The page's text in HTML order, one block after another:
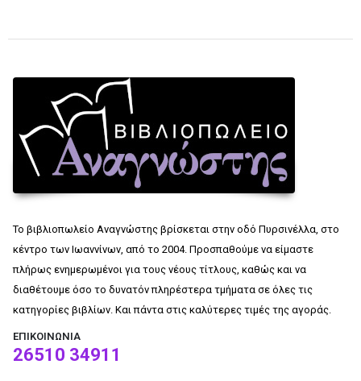
Το βιβλιοπωλείο Αναγνώστης βρίσκεται στην οδό Πυρσινέλλα, στο
κέντρο των Ιωαννίνων, από το 2004. Προσπαθούμε να είμαστε
πλήρως ενημερωμένοι για τους νέους τίτλους, καθώς και να
διαθέτουμε όσο το δυνατόν πληρέστερα τμήματα σε όλες τις
κατηγορίες βιβλίων. Και πάντα στις καλύτερες τιμές της αγοράς.
ΕΠΙΚΟΙΝΩΝΊΑ
26510 34911